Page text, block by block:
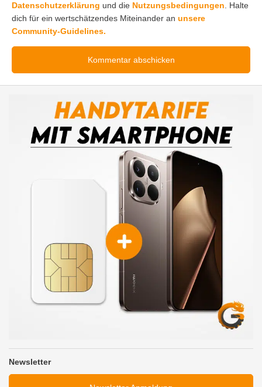
Datenschutzerklärung und die Nutzungsbedingungen. Halte
dich für ein wertschätzendes Miteinander an unsere
Community-Guidelines.
Newsletter